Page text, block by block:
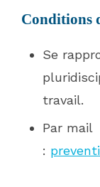
Conditions
Se
travail.
Par mail
: